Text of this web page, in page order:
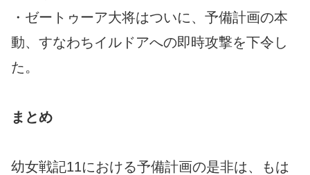
・ゼートゥーア大将はついに、予備計画の本
動、すなわちイルドアへの即時攻撃を下令し
た。
まとめ
幼女戦記11における予備計画の是非は、もは